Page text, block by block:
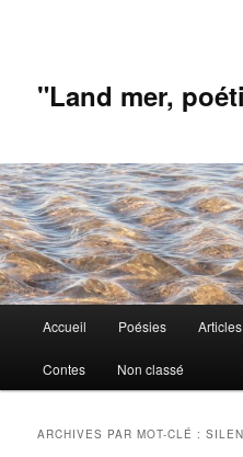
"Land mer,
principal
Accueil Poésies Articles
Contes Non classé
ARCHIVES PAR MOT-CLÉ :